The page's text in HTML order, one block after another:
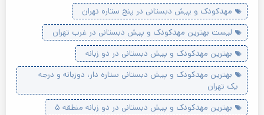
مهدکودک و پیش دبستانی در پنج ستاره تهران
لیست بهترین مهدکودک و پیش دبستانی در غرب تهران
بهترین مهدکودک و پیش دبستانی در دو زبانه
بهترین مهدکودک و پیش دبستانی ستاره دار، دوزبانه و درجه
یک تهران
بهترین مهدکودک و پیش دبستانی در دو زبانه منطقه ۵